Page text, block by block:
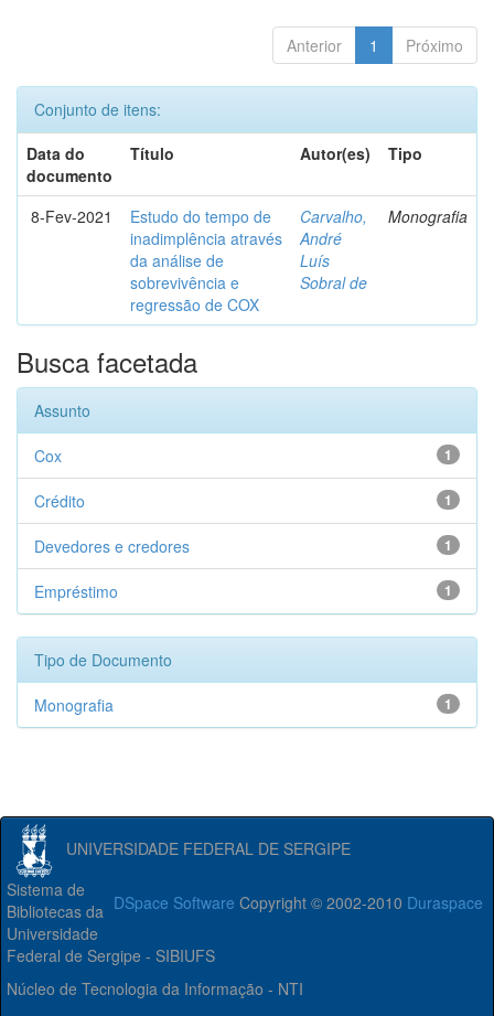
Anterior 1 Próximo
Conjunto de itens:
Data do
documento
Título Autor(es) Tipo
8-Fev-2021
Estudo do tempo de
inadimplência através
da análise de
sobrevivência e
regressão de COX
Carvalho,
André
Luís
Sobral de
Monografia
Busca facetada
Assunto
1
Cox
1
Crédito
1
Devedores e credores
1
Empréstimo
Tipo de Documento
1
Monografia
UNIVERSIDADE FEDERAL DE SERGIPE
DSpace Software Copyright © 2002-2010 Duraspace
Sistema de
Bibliotecas da
Universidade
Federal de Sergipe - SIBIUFS
Núcleo de Tecnologia da Informação - NTI